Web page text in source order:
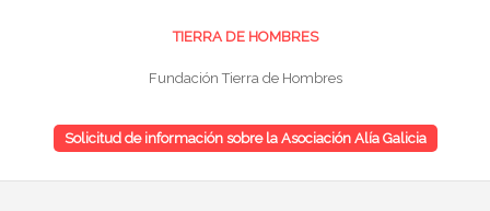
TIERRA DE HOMBRES
Fundación Tierra de Hombres
Solicitud de información sobre la Asociación Alía Galicia